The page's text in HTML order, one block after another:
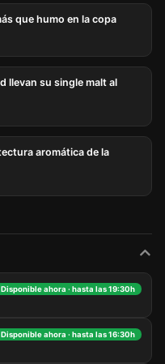
que humo en la copa
llevan su single malt al
aromática de la
Disponible ahora · hasta las 19:30h
Disponible ahora · hasta las 16:30h